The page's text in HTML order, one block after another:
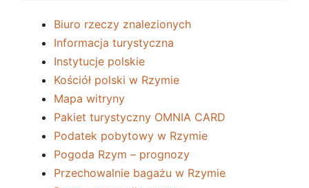
Biuro rzeczy znalezionych
Informacja turystyczna
Instytucje polskie
Kościół polski w Rzymie
Mapa witryny
Pakiet turystyczny OMNIA CARD
Podatek pobytowy w Rzymie
Pogoda Rzym – prognozy
Przechowalnie bagażu w Rzymie